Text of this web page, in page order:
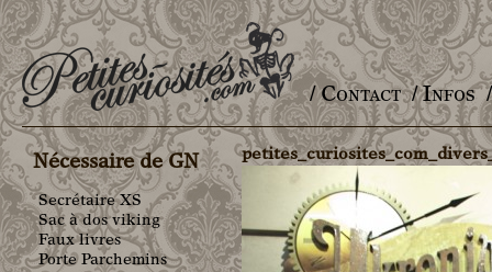
Main menu
/ Contact / Infos
Nécessaire de GN
Secrétaire XS
Sac à dos viking
Faux livres
Porte Parchemins